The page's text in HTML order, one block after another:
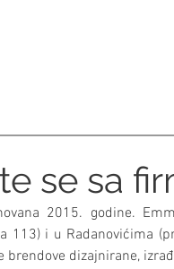
se sa
2015. godine.
113) i u Radanovićima
brendove dizajnirane,